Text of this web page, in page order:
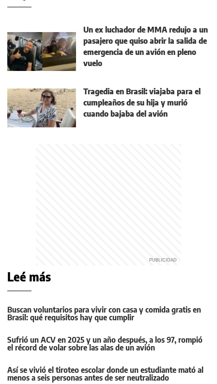
Un ex luchador de MMA redujo a un
pasajero que quiso abrir la salida de
emergencia de un avión en pleno
vuelo
Tragedia en Brasil: viajaba para el
cumpleaños de su hija y murió
cuando bajaba del avión
Leé más
Buscan voluntarios para vivir con casa y comida gratis en
Brasil: qué requisitos hay que cumplir
Sufrió un ACV en 2025 y un año después, a los 97, rompió
el récord de volar sobre las alas de un avión
Así se vivió el tiroteo escolar donde un estudiante mató al
menos a seis personas antes de ser neutralizado